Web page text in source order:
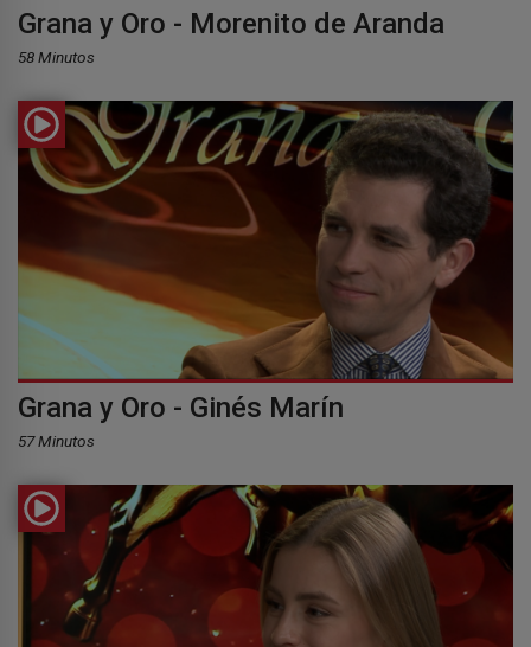
Grana y Oro - Morenito de Aranda
58 Minutos
Grana y Oro - Ginés Marín
57 Minutos